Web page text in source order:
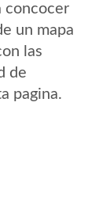
concocer
un mapa
las
de
pagina.